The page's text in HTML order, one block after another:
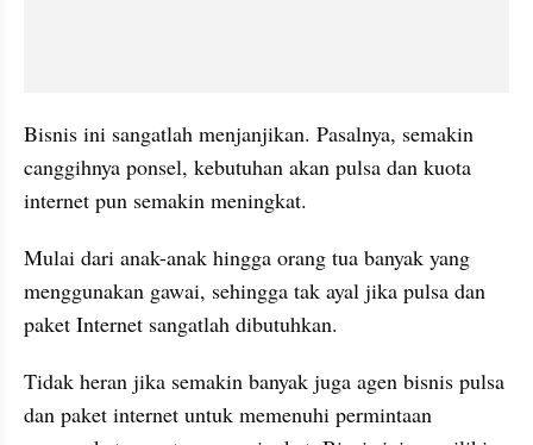
Bisnis ini sangatlah menjanjikan. Pasalnya, semakin
canggihnya ponsel, kebutuhan akan pulsa dan kuota
internet pun semakin meningkat.
Mulai dari anak-anak hingga orang tua banyak yang
menggunakan gawai, sehingga tak ayal jika pulsa dan
paket Internet sangatlah dibutuhkan.
Tidak heran jika semakin banyak juga agen bisnis pulsa
dan paket internet untuk memenuhi permintaan